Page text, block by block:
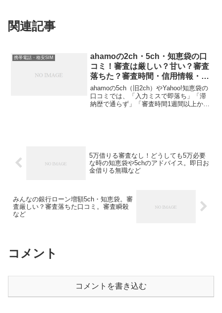
関連記事
携帯電話・格安SIM
ahamoの2ch・5ch・知恵袋の口
コミ！審査は厳しい？甘い？審査
落ちた？審査時間・信用情報・分
割審査など
ahamoの5ch（旧2ch）やYahoo!知恵袋の
口コミでは、「入力ミスで即落ち」「滞
納歴で通らず」「審査時間1週間以上かか
5万借りる審査なし！どうしても5万必要
な時の知恵袋や5chのアドバイス。即日お
金借りる無職など
みんなの銀行ローン増額5ch・知恵袋。審
査厳しい？審査落ちた口コミ。審査瞬殺
など
コメント
コメントを書き込む